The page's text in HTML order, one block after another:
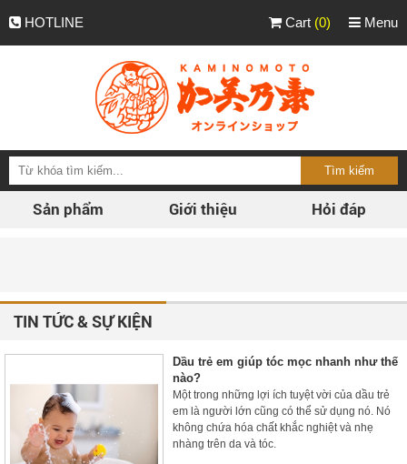
HOTLINE Menu
Cart (0)
Sản phẩm Giới thiệu Hỏi đáp
TIN TỨC & SỰ KIỆN
Dầu trẻ em giúp tóc mọc nhanh như thế
nào?
Một trong những lợi ích tuyệt vời của dầu trẻ
em là người lớn cũng có thể sử dụng nó. Nó
không chứa hóa chất khắc nghiệt và nhẹ
nhàng trên da và tóc.